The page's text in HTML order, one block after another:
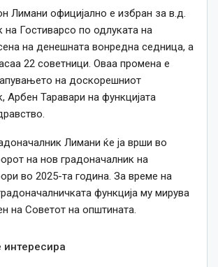
Лимани официјално е избран за в.д.
на Гостиварсо по одлуката на
на денешната вонредна седница, а
22 советници. Оваа промена е
на доскорешниот
Арбен Таравари на функцијата
Лимани ќе ја врши во
на нов градоначалник на
во 2025-та година. За време на
функција му мирува
на Советот на општината.